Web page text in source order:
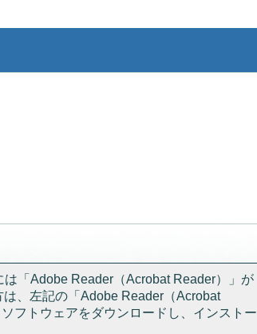
「Adobe Reader（Acrobat Reader）」が
、左記の「Adobe Reader（Acrobat
フトウェアをダウンロードし、インストー